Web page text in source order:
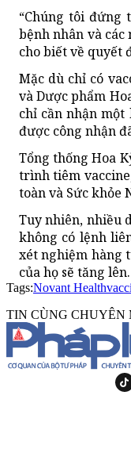
“Chúng tôi đứng
bệnh nhân và
cho biết về quyết
Mặc dù chỉ có
và Dược phẩm
chỉ cần nhận một
được công nhận
Tổng thống Hoa
trình tiêm
toàn và Sức khỏe
Tuy nhiên, nhiều
không có lệnh
xét nghiệm hàng
của họ sẽ tăng lên.
Tags:Novant Health
TIN CÙNG CHUYÊN